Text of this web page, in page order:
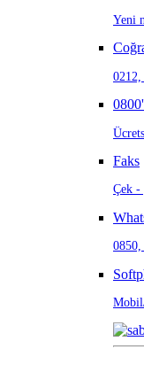
Yeni
Faks
Çek -
0850,